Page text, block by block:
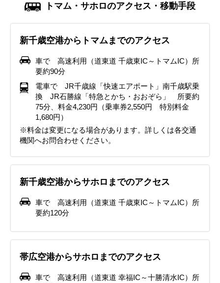
トマム・サホロのアクセス・移動手段
新千歳空港からトマムまでのアクセス
車で 高速利用（道東道 千歳東IC～トマムIC）所
要約90分
電車で JR千歳線「快速エアポート」南千歳駅乗
換 JR石勝線「特急とかち・おおぞら」 所要約
75分、料金4,230円（乗車券2,550円 特別料金
1,680円）
※料金は変更になる場合があります。詳しくは各交通
機関へお問合わせください。
新千歳空港からサホロまでのアクセス
車で 高速利用（道東道 千歳東IC～トマムIC）所
要約120分
帯広空港からサホロまでのアクセス
車で 高速利用（道東道 幸福IC～十勝清水IC）所